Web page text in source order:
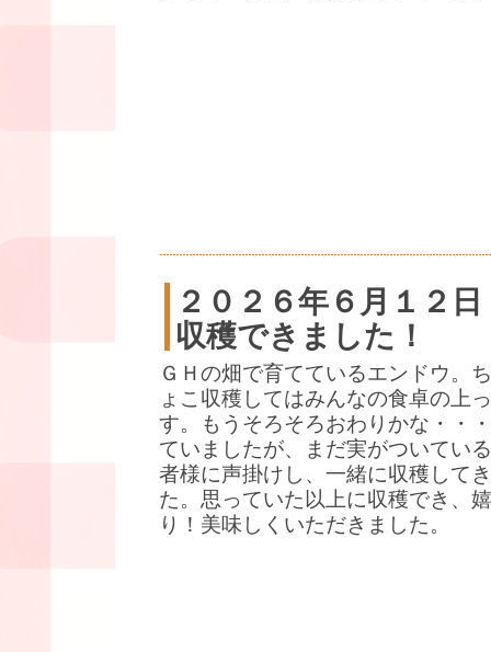
２０２６年６月１２日
収穫できました！
ＧＨの畑で育てているエンドウ。
ょこ収穫してはみんなの食卓の上
す。もうそろそろおわりかな・・
ていましたが、まだ実がついてい
者様に声掛けし、一緒に収穫して
た。思っていた以上に収穫でき、
り！美味しくいただきました。